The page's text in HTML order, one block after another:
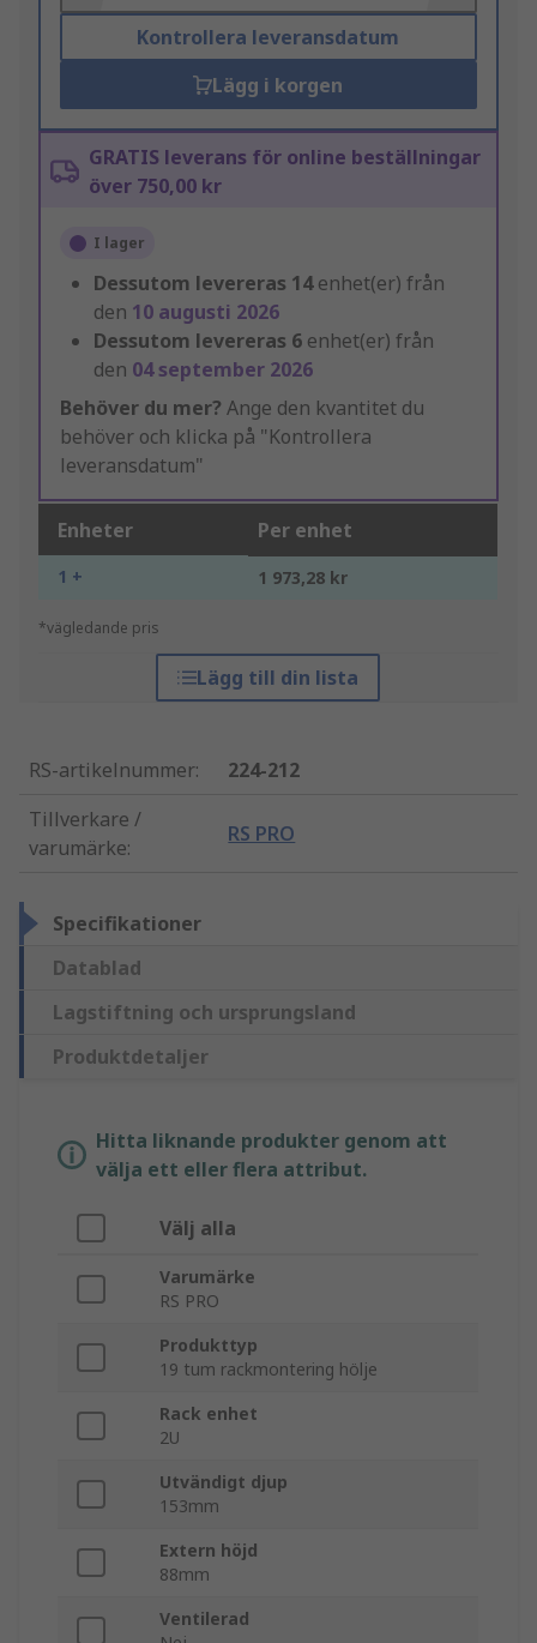
Kontrollera leveransdatum
Lägg i korgen
GRATIS leverans för online beställningar
över 750,00 kr
I lager
Dessutom levereras 14enhet(er) från
den 10 augusti 2026
Dessutom levereras 6 enhet(er) från
den 04 september 2026
Behöver du mer? Ange den kvantitet du
behöver och klicka på "Kontrollera
leveransdatum"
Enheter Per enhet
1 + 1 973,28 kr
*vägledande pris
Lägg till din lista
RS-artikelnummer:
224-212
Tillverkare /
varumärke:
RS PRO
Specifikationer
Datablad
Lagstiftning och ursprungsland
Produktdetaljer
Hitta liknande produkter genom att
välja ett eller flera attribut.
Välj alla
Varumärke
RS PRO
Produkttyp
19 tum rackmontering hölje
Rack enhet
2U
Utvändigt djup
153mm
Extern höjd
88mm
Ventilerad